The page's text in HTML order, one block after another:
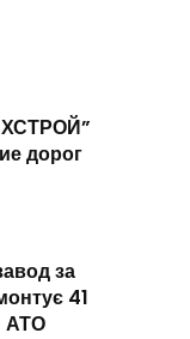
дорог
за
41
АТО